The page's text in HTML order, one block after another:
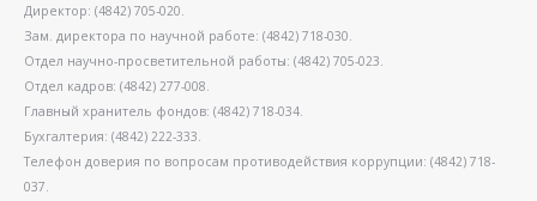
Директор: (4842) 705-020.
Зам. директора по научной работе: (4842) 718-030.
Отдел научно-просветительной работы: (4842) 705-023.
Отдел кадров: (4842) 277-008.
Главный хранитель фондов: (4842) 718-034.
Бухгалтерия: (4842) 222-333.
Телефон доверия по вопросам противодействия коррупции: (4842) 718-
037.